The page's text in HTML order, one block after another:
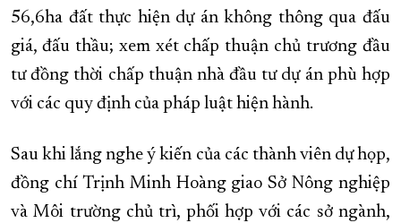
56,6ha đất thực hiện dự án không thông qua đấu
giá, đấu thầu; xem xét chấp thuận chủ trương đầu
tư đồng thời chấp thuận nhà đầu tư dự án phù hợp
với các quy định của pháp luật hiện hành.
Sau khi lắng nghe ý kiến của các thành viên dự họp,
đồng chí Trịnh Minh Hoàng giao Sở Nông nghiệp
và Môi trường chủ trì, phối hợp với các sở ngành,